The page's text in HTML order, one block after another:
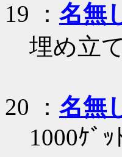
19 ： 名無
埋め立
20 ： 名無
1000ｹﾞ